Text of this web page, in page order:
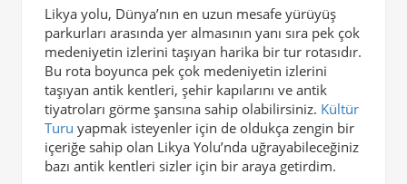
Likya yolu, Dünya’nın en uzun mesafe yürüyüş
parkurları arasında yer almasının yanı sıra pek çok
medeniyetin izlerini taşıyan harika bir tur rotasıdır.
Bu rota boyunca pek çok medeniyetin izlerini
taşıyan antik kentleri, şehir kapılarını ve antik
tiyatroları görme şansına sahip olabilirsiniz. Kültür
Turu yapmak isteyenler için de oldukça zengin bir
içeriğe sahip olan Likya Yolu’nda uğrayabileceğiniz
bazı antik kentleri sizler için bir araya getirdim.